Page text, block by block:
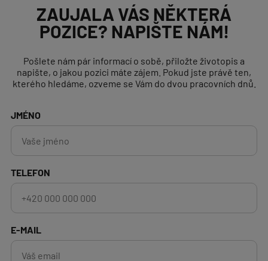
ZAUJALA VÁS NĚKTERÁ
POZICE? NAPIŠTE NÁM!
Pošlete nám pár informací o sobě, přiložte životopis a
napište, o jakou pozici máte zájem. Pokud jste právě ten,
kterého hledáme, ozveme se Vám do dvou pracovních dnů.
JMÉNO
TELEFON
E-MAIL